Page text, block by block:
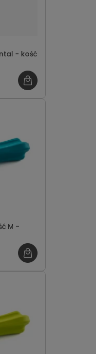
- kość
M -